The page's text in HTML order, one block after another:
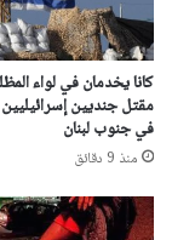
مقتل جنديين
في جنوب لبنان
منذ 9 دقائق